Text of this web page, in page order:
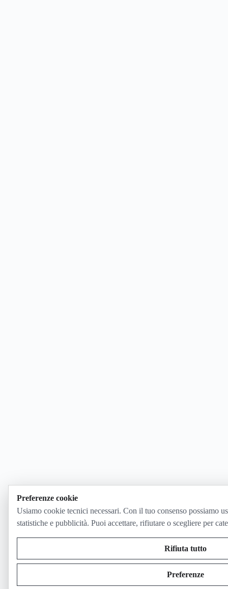
Preferenze cookie
Usiamo cookie tecnici necessari. Con il tuo consenso possiamo
statistiche e pubblicità. Puoi accettare, rifiutare o scegliere per
Rifiuta tutto
Preferenze